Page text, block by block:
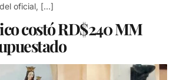
oficial, […]
costó RD$240 MM